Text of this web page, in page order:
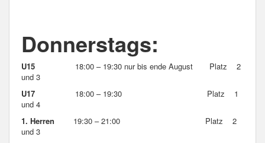
Donnerstags:
U15 18:00 – 19:30 nur bis ende August Platz 2
und 3
U17
18:00 – 19:30 Platz 1
und 4
1. Herren 19:30 – 21:00 Platz 2
und 3